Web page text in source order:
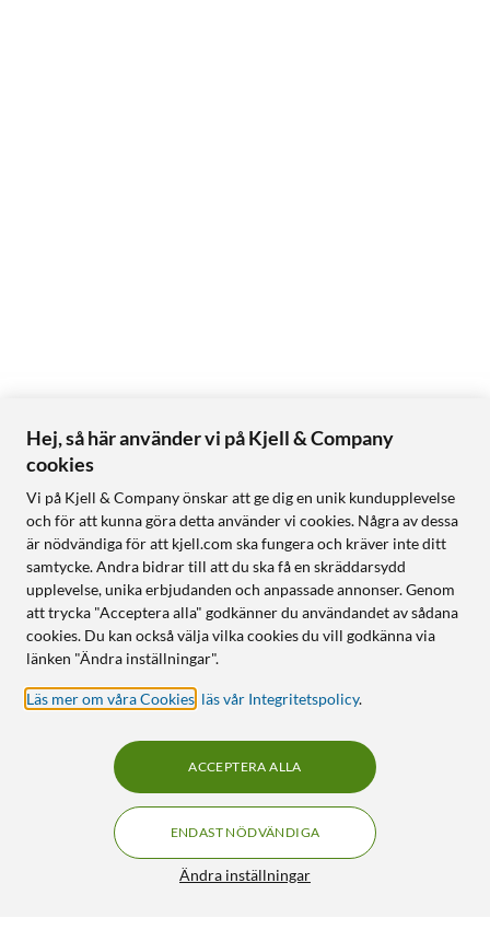
Hej, så här använder vi på Kjell & Company
cookies
Vi på Kjell & Company önskar att ge dig en unik kundupplevelse
och för att kunna göra detta använder vi cookies. Några av dessa
är nödvändiga för att kjell.com ska fungera och kräver inte ditt
samtycke. Andra bidrar till att du ska få en skräddarsydd
upplevelse, unika erbjudanden och anpassade annonser. Genom
att trycka "Acceptera alla" godkänner du användandet av sådana
cookies. Du kan också välja vilka cookies du vill godkänna via
länken "Ändra inställningar".
Läs mer om våra Cookies läs vår Integritetspolicy.
Ändra inställningar
ENDAST NÖDVÄNDIGA
ACCEPTERA ALLA